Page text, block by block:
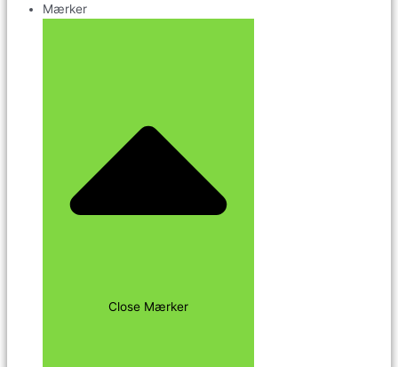
Mærker
Close Mærker